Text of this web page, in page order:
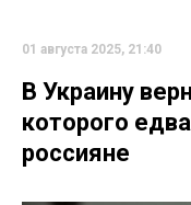
01 августа 2025, 21:40
В Украину
которого
россияне